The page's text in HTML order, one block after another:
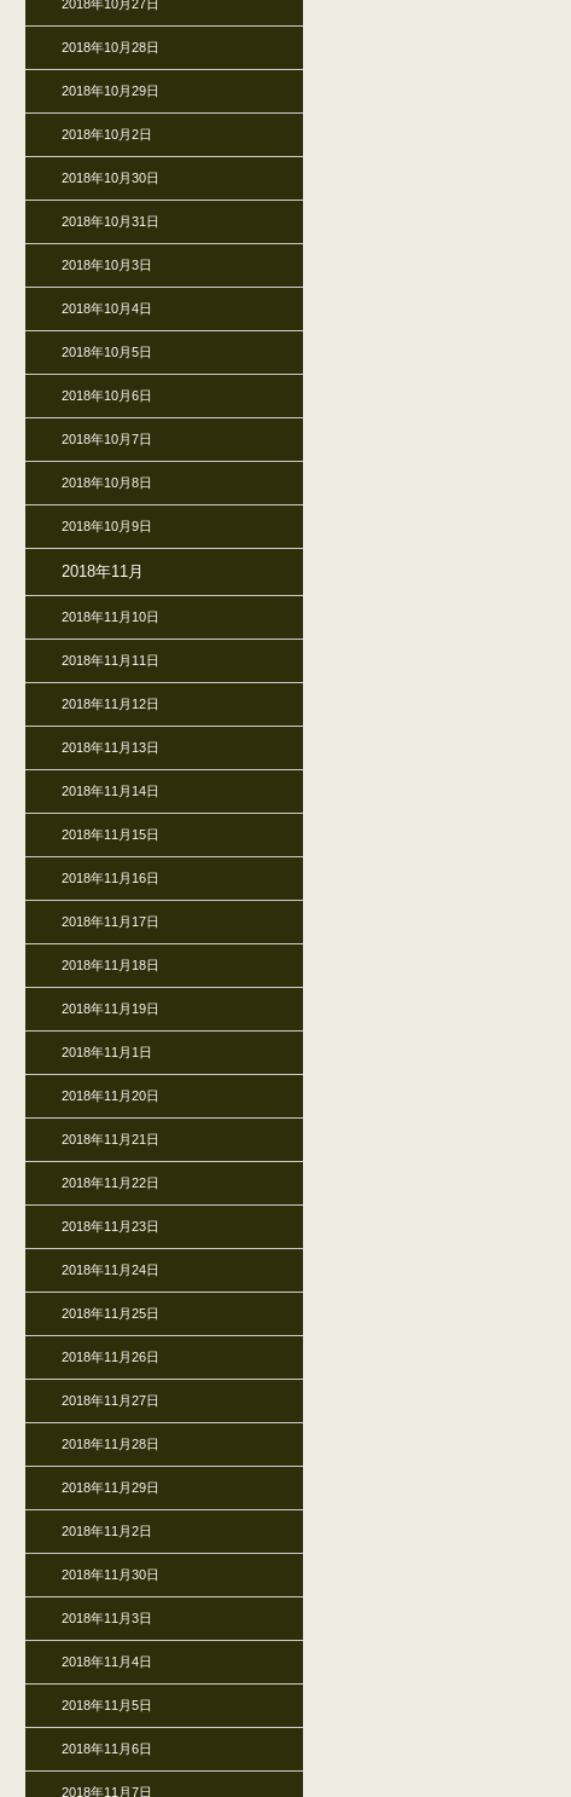
2018年10月27日
2018年10月28日
2018年10月29日
2018年10月2日
2018年10月30日
2018年10月31日
2018年10月3日
2018年10月4日
2018年10月5日
2018年10月6日
2018年10月7日
2018年10月8日
2018年10月9日
2018年11月
2018年11月10日
2018年11月11日
2018年11月12日
2018年11月13日
2018年11月14日
2018年11月15日
2018年11月16日
2018年11月17日
2018年11月18日
2018年11月19日
2018年11月1日
2018年11月20日
2018年11月21日
2018年11月22日
2018年11月23日
2018年11月24日
2018年11月25日
2018年11月26日
2018年11月27日
2018年11月28日
2018年11月29日
2018年11月2日
2018年11月30日
2018年11月3日
2018年11月4日
2018年11月5日
2018年11月6日
2018年11月7日